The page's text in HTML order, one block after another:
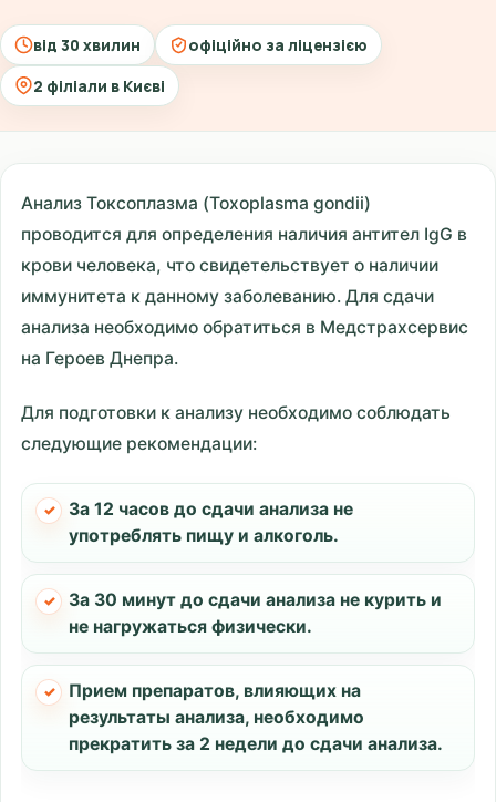
від 30 хвилин
офіційно за ліцензією
2 філіали в Києві
Анализ Токсоплазма (Toxoplasma gondii)
проводится для определения наличия антител IgG в
крови человека, что свидетельствует о наличии
иммунитета к данному заболеванию. Для сдачи
анализа необходимо обратиться в Медстрахсервис
на Героев Днепра.
Для подготовки к анализу необходимо соблюдать
следующие рекомендации:
За 12 часов до сдачи анализа не
употреблять пищу и алкоголь.
За 30 минут до сдачи анализа не курить и
не нагружаться физически.
Прием препаратов, влияющих на
результаты анализа, необходимо
прекратить за 2 недели до сдачи анализа.